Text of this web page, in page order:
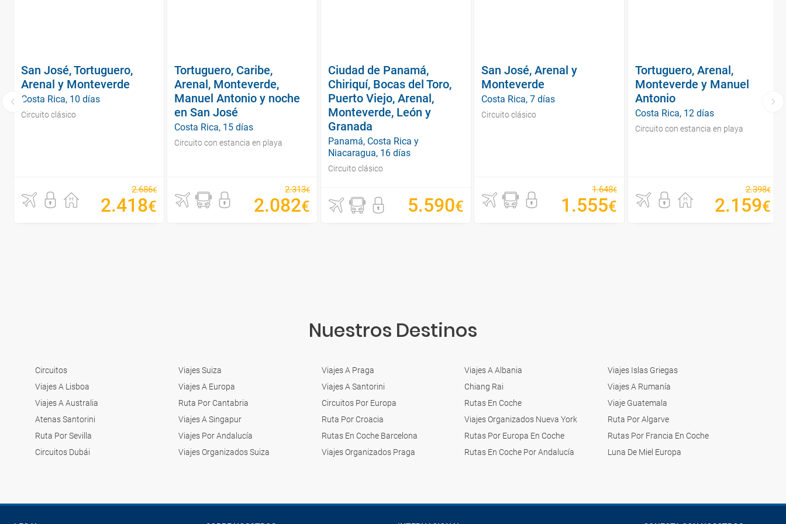
San José, Tortuguero,
Arenal y Monteverde
Costa Rica, 10 días
Circuito clásico
2.686€
2.418€
Tortuguero, Caribe,
Arenal, Monteverde,
Manuel Antonio y noche
en San José
Costa Rica, 15 días
Circuito con estancia en playa
2.313€
2.082€
Ciudad de Panamá,
Chiriquí, Bocas del Toro,
Puerto Viejo, Arenal,
Monteverde, León y
Granada
Panamá, Costa Rica y
Niacaragua, 16 días
Circuito clásico
5.590€
San José, Arenal y
Monteverde
Costa Rica, 7 días
Circuito clásico
1.648€
1 .555€
Tortuguero, Arenal,
Monteverde y Manuel
Antonio
Costa Rica, 12 días
Circuito con estancia en playa
2.398€
2.159€
Nuestros Destinos
Circuitos Viajes Suiza Viajes A Praga Viajes A Albania
Viajes Islas Griegas
Viajes A Lisboa
Viajes A Europa Viajes A Santorini Chiang Rai
Viajes A Rumanía
Viajes A Australia
Ruta Por Cantabria Circuitos Por Europa Rutas En Coche
Viaje Guatemala
Atenas Santorini
Viajes A Singapur Ruta Por Croacia Viajes Organizados Nueva York
Ruta Por Algarve
Ruta Por Sevilla
Viajes Por Andalucía Rutas En Coche Barcelona Rutas Por Europa En Coche
Rutas Por Francia En Coche
Circuitos Dubái
Viajes Organizados Suiza Viajes Organizados Praga Rutas En Coche Por Andalucía Luna De Miel Europa